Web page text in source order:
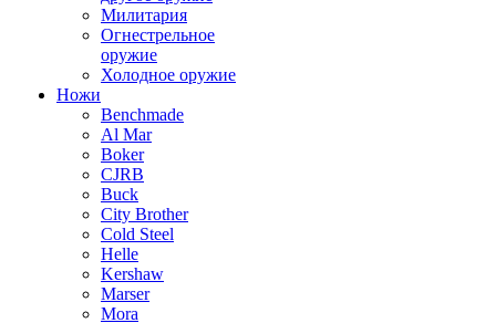
Милитария
Огнестрельное
оружие
Холодное оружие
Ножи
Benchmade
Al Mar
Boker
CJRB
Buck
City Brother
Cold Steel
Helle
Kershaw
Marser
Mora